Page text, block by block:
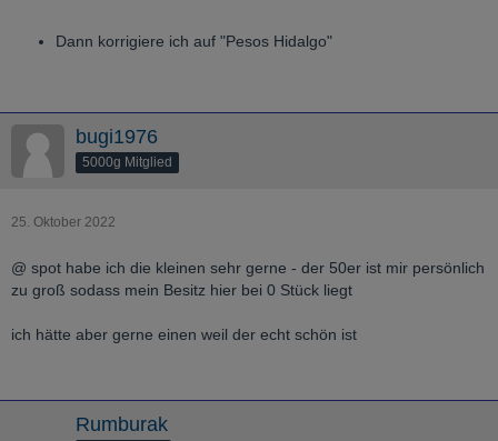
Dann korrigiere ich auf "Pesos Hidalgo"
bugi1976
5000g Mitglied
25. Oktober 2022
@ spot habe ich die kleinen sehr gerne - der 50er ist mir persönlich
zu groß sodass mein Besitz hier bei 0 Stück liegt
ich hätte aber gerne einen weil der echt schön ist
Rumburak